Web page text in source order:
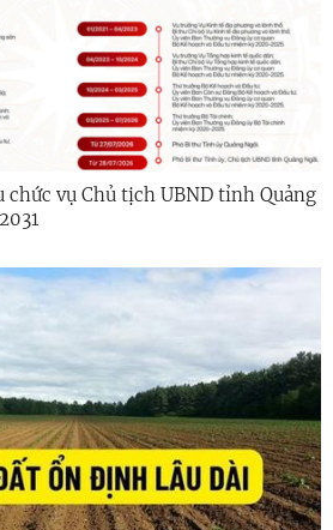
chức vụ Chủ tịch UBND tỉnh Quảng